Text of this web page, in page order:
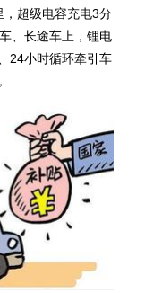
超级电容充电3分
、长途车上，锂电
24小时循环牵引车